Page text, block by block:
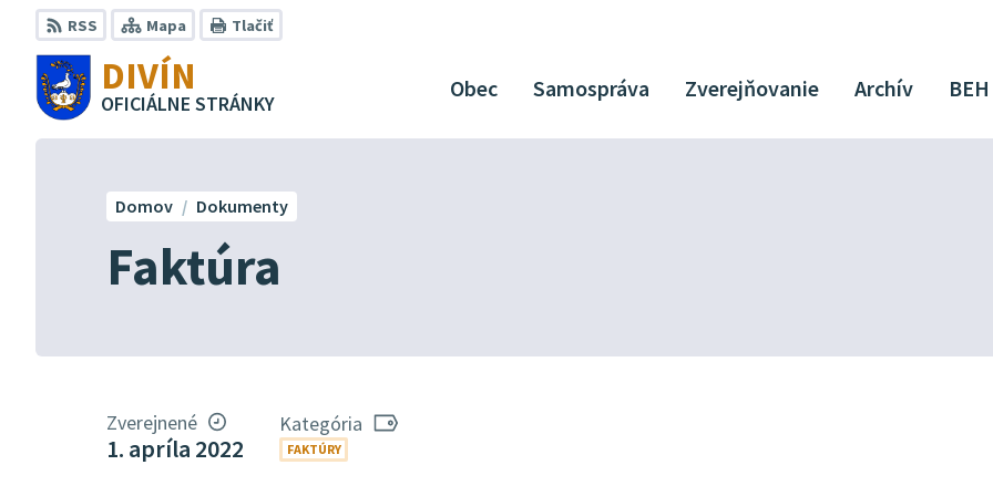
Preskočiť
na
obsah
RSS Mapa Tlačiť
DIVÍN
OFICIÁLNE STRÁNKY
Obec Samospráva Zverejňovanie Archív BEH
Faktúra
Domov Dokumenty
Zverejnené
1. apríla 2022
Kategória
FAKTÚRY